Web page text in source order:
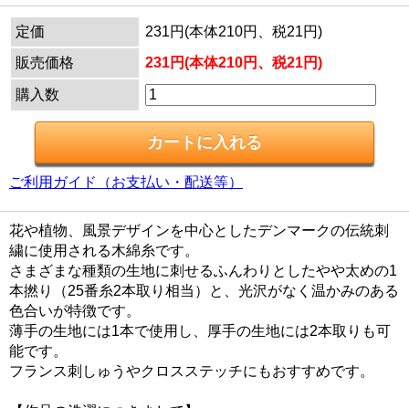
定価
231円(本体210円、税21円)
販売価格
231円(本体210円、税21円)
購入数
ご利用ガイド（お支払い・配送等）
花や植物、風景デザインを中心としたデンマークの伝統刺
繍に使用される木綿糸です。
さまざまな種類の生地に刺せるふんわりとしたやや太めの1
本撚り（25番糸2本取り相当）と、光沢がなく温かみのある
色合いが特徴です。
薄手の生地には1本で使用し、厚手の生地には2本取りも可
能です。
フランス刺しゅうやクロスステッチにもおすすめです。